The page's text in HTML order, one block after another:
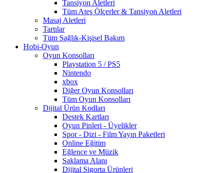
Tansiyon Aletleri
Tüm Ateş Ölçerler & Tansiyon Aletleri
Masaj Aletleri
Tartılar
Tüm Sağlık-Kişisel Bakım
Hobi-Oyun
Oyun Konsolları
Playstation 5 / PS5
Nintendo
xbox
Diğer Oyun Konsolları
Tüm Oyun Konsolları
Dijital Ürün Kodları
Destek Kartları
Oyun Pinleri - Üyelikler
Spor - Dizi - Film Yayın Paketleri
Online Eğitim
Eğlence ve Müzik
Saklama Alanı
Dijital Sigorta Ürünleri